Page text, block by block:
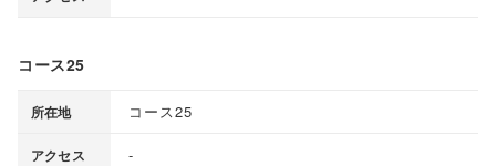
コース25
所在地 コース25
アクセス -